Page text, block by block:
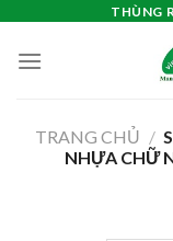
content
THÙNG
TRANG CHỦ /
NHỰA CHỮ